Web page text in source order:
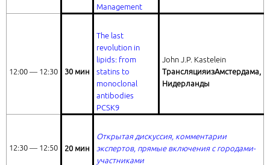
Management
12:00 ― 12:30 30 мин
The last
revolution in
lipids: from
statins to
monoclonal
antibodies
PCSK9
John J.P. Kastelein
ТрансляцияизАмстердама,
Нидерланды
12:30 ― 12:50 20 мин
Открытая дискуссия, комментарии
экспертов, прямые включения с городами-
участниками